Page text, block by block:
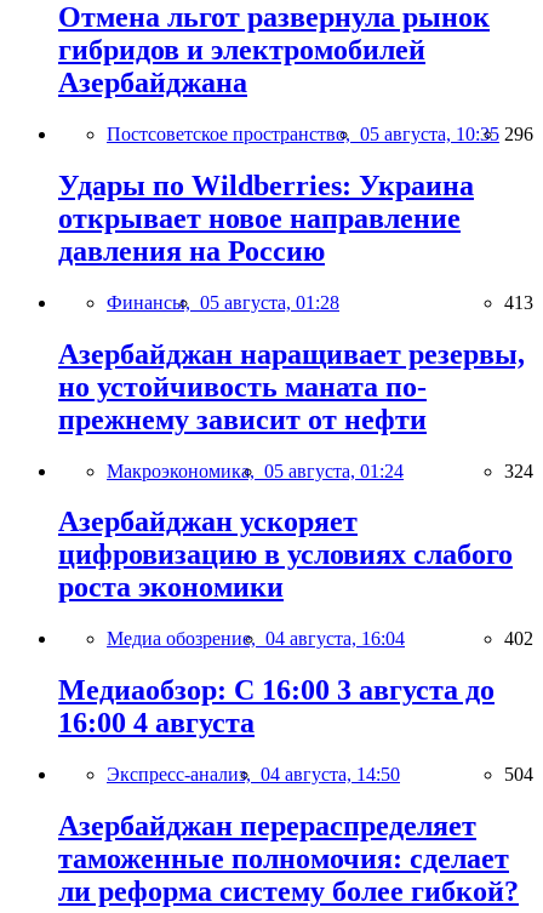
Отмена льгот развернула рынок
гибридов и электромобилей
Азербайджана
Постсоветское пространство, 05 августа, 10:35 296
Удары по Wildberries: Украина
открывает новое направление
давления на Россию
Финансы, 05 августа, 01:28 413
Азербайджан наращивает резервы,
но устойчивость маната по-
прежнему зависит от нефти
Макроэкономика, 05 августа, 01:24 324
Азербайджан ускоряет
цифровизацию в условиях слабого
роста экономики
Медиа обозрение, 04 августа, 16:04 402
Медиаобзор: С 16:00 3 августа до
16:00 4 августа
Экспресс-анализ, 04 августа, 14:50 504
Азербайджан перераспределяет
таможенные полномочия: сделает
ли реформа систему более гибкой?